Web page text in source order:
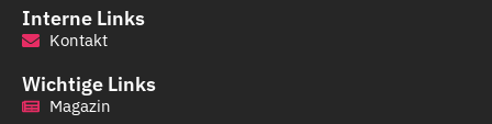
Interne Links
Kontakt
Wichtige Links
Magazin